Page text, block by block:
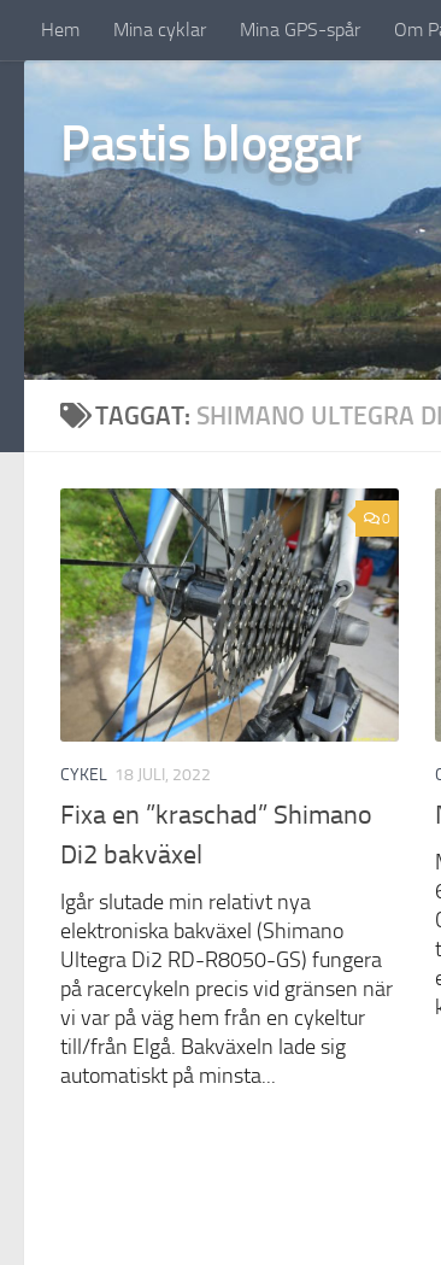
Under innehåll
Hem Mina cyklar Mina GPS-spår Om
Pastis bloggar
TAGGAT: SHIMANO ULTEGRA
0
CYKEL 18 JULI, 2022
Fixa en ”kraschad” Shimano
Di2 bakväxel
Igår slutade min relativt nya
elektroniska bakväxel (Shimano
Ultegra Di2 RD-R8050-GS) fungera
på racercykeln precis vid gränsen när
vi var på väg hem från en cykeltur
till/från Elgå. Bakväxeln lade sig
automatiskt på minsta...